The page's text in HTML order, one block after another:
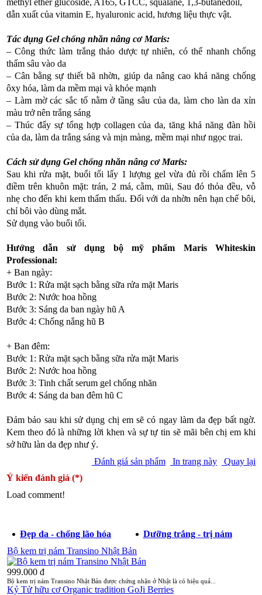
dẫn xuất của vitamin E, hyaluronic acid, hương liệu thực vật.
Tác dụng Gel chống nhăn nâng cơ Maris:
– Công thức làm trắng thảo dược tự nhiên, có thể nhanh chống
thấm sâu vào da
– Cân bằng sự thiết bã nhờn, giúp da nâng cao khả năng chống
ôxy hóa, làm da mềm mại và khỏe mạnh
– Làm mờ các sắc tố nằm ở tầng sâu của da, làm cho làn da xỉn
màu trở nên trắng sáng
– Thúc đẩy sự tổng hợp collagen của da, tăng khả năng đàn hồi
của da, làm da trắng sáng và mịn màng, mềm mại như ngọc trai.
Cách sử dụng Gel chống nhăn nâng cơ Maris:
Sau khi rửa mặt, buổi tối lấy 1 lượng gel vừa đủ rồi chấm lên 5
điềm trên khuôn mặt: trán, 2 má, cằm, mũi, Sau đó thỏa đều, vỗ
nhẹ cho đến khi kem thẩm thấu. Đối với da nhờn nên hạn chế bôi,
chỉ bôi vào dùng mắt.
Sử dụng vào buổi tối.
Hướng dẫn sử dụng bộ mỹ phẩm Maris Whiteskin
Professional:
+ Ban ngày:
Bước 1: Rửa mặt sạch bằng sữa rửa mặt Maris
Bước 2: Nước hoa hồng
Bước 3: Sáng da ban ngày hũ A
Bước 4: Chống nắng hũ B
+ Ban đêm:
Bước 1: Rửa mặt sạch bằng sữa rửa mặt Maris
Bước 2: Nước hoa hồng
Bước 3: Tinh chất serum gel chống nhăn
Bước 4: Sáng da ban đêm hũ C
Đảm bảo sau khi sử dụng chị em sẽ có ngay làm da đẹp bất ngờ.
Kem theo đó là những lời khen và sự tự tin sẽ mãi bên chị em khi
sở hữu làn da đẹp như ý.
Đánh giá sản phẩm
In trang này
Quay lại
Ý kiến đánh giá (*)
Load comment!
Đẹp da - chống lão hóa
Dưỡng trắng - trị nám
Bộ kem trị nám Transino Nhật Bản
999.000 đ
Bộ kem trị nám Transino Nhật Bản được chứng nhận ở Nhật là có hiệu quả...
Kỷ Tử hữu cơ Organic tradition GoJi Berries